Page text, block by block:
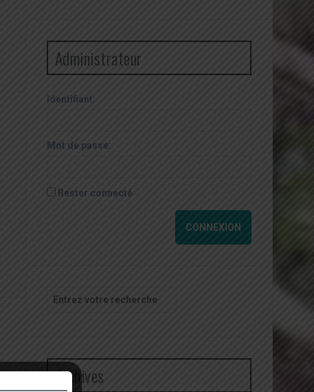
Administrateur
Identifiant:
Mot de passe:
Rester connecté
CONNEXION
Recherche
pour
Archives